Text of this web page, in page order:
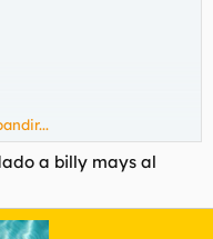
a billy mays al